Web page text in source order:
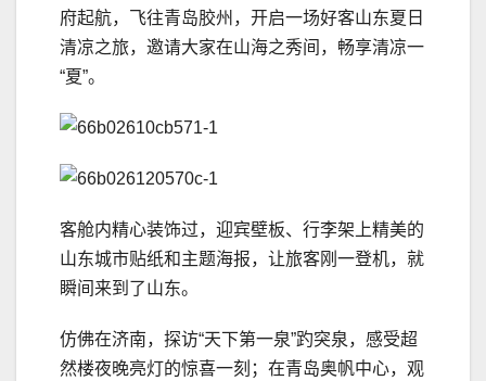
府起航，飞往青岛胶州，开启一场好客山东夏日
清凉之旅，邀请大家在山海之秀间，畅享清凉一
“夏”。
客舱内精心装饰过，迎宾壁板、行李架上精美的
山东城市贴纸和主题海报，让旅客刚一登机，就
瞬间来到了山东。
仿佛在济南，探访“天下第一泉”趵突泉，感受超
然楼夜晚亮灯的惊喜一刻；在青岛奥帆中心，观